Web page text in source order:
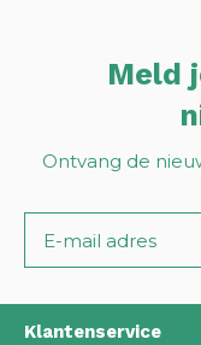
Meld
Ontvang de
Klantenservice